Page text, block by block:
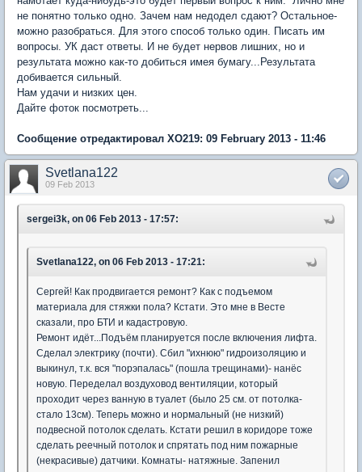
не понятно только одно. Зачем нам недодел сдают? Остальное-
можно разобраться. Для этого способ только один. Писать им
вопросы. УК даст ответы. И не будет нервов лишних, но и
результата можно как-то добиться имея бумагу...Результата
добивается сильный.
Нам удачи и низких цен.
Дайте фоток посмотреть...
Сообщение отредактировал XO219: 09 February 2013 - 11:46
Svetlana122
09 Feb 2013
sergei3k, on 06 Feb 2013 - 17:57:
Svetlana122, on 06 Feb 2013 - 17:21:
Сергей! Как продвигается ремонт? Как с подъемом
материала для стяжки пола? Кстати. Это мне в Весте
сказали, про БТИ и кадастровую.
Ремонт идёт...Подъём планируется после включения лифта.
Сделал электрику (почти). Сбил "ихнюю" гидроизоляцию и
выкинул, т.к. вся "порэпалась" (пошла трещинами)- нанёс
новую. Переделал воздуховод вентиляции, который
проходит через ванную в туалет (было 25 см. от потолка-
стало 13см). Теперь можно и нормальный (не низкий)
подвесной потолок сделать. Кстати решил в коридоре тоже
сделать реечный потолок и спрятать под ним пожарные
(некрасивые) датчики. Комнаты- натяжные. Запенил